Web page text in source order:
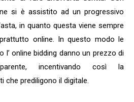
si è assistito ad un progressivo
in quanto questa viene sempre
online. In questo modo le
l’ online bidding danno un prezzo di
incentivando così la
che prediligono il digitale.